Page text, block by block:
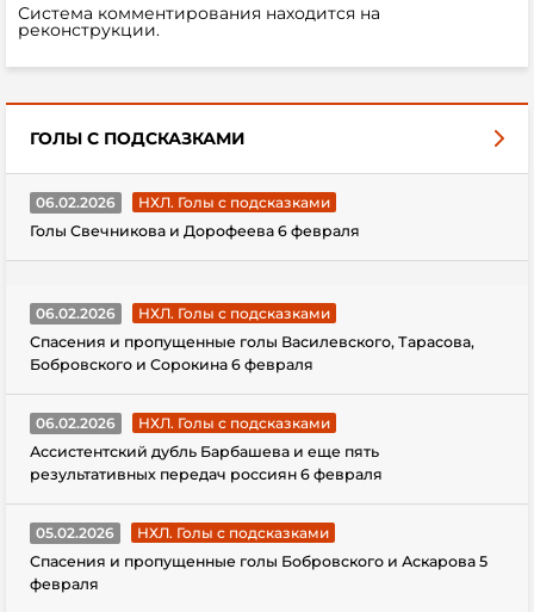
Система комментирования находится на
реконструкции.
ГОЛЫ С ПОДСКАЗКАМИ
06.02.2026
НХЛ. Голы с подсказками
Голы Свечникова и Дорофеева 6 февраля
06.02.2026
НХЛ. Голы с подсказками
Спасения и пропущенные голы Василевского, Тарасова,
Бобровского и Сорокина 6 февраля
06.02.2026
НХЛ. Голы с подсказками
Ассистентский дубль Барбашева и еще пять
результативных передач россиян 6 февраля
05.02.2026
НХЛ. Голы с подсказками
Спасения и пропущенные голы Бобровского и Аскарова 5
февраля